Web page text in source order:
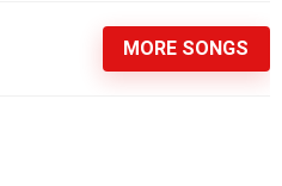
MORE SONGS